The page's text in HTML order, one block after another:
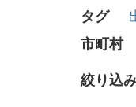
タグ
市町村
絞り込